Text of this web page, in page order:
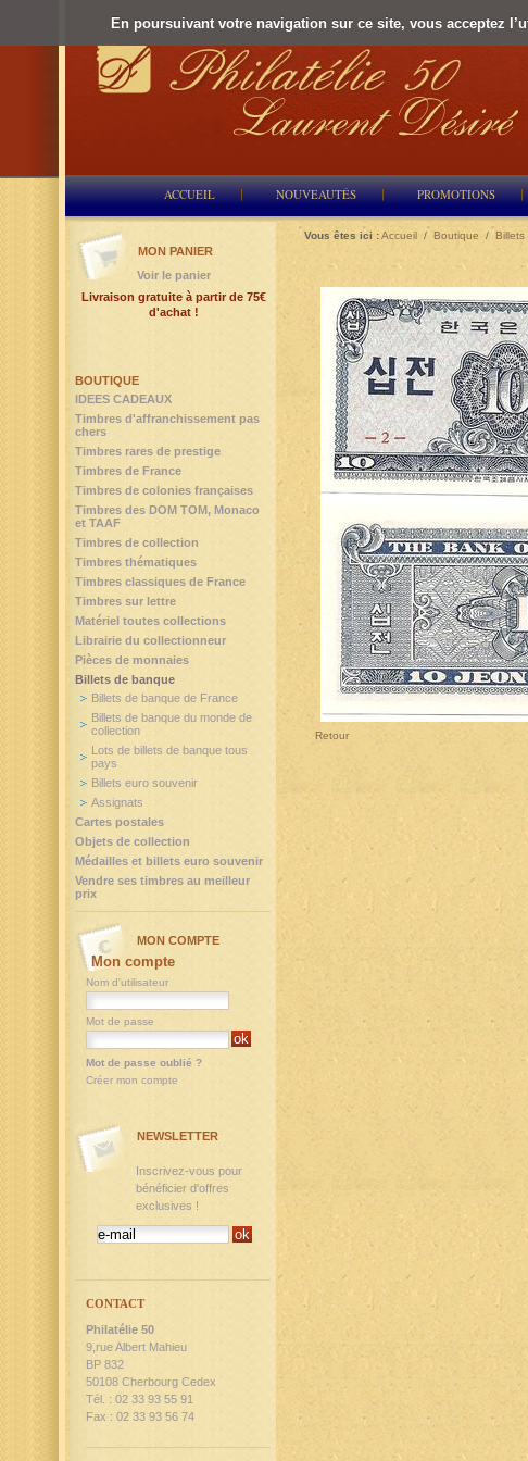
En poursuivant votre navigation sur ce site, vous acceptez
ACCUEIL NOUVEAUTÉS PROMOTIONS
Vous êtes ici :Accueil / Boutique /
Retour
BOUTIQUE
IDEES CADEAUX
Timbres d'affranchissement pas
chers
Timbres rares de prestige
Timbres de France
Timbres de colonies françaises
Timbres des DOM TOM, Monaco
et TAAF
Timbres de collection
Timbres thématiques
Timbres classiques de France
Timbres sur lettre
Matériel toutes collections
Librairie du collectionneur
Pièces de monnaies
Billets de banque
Billets de banque de France
Billets de banque du monde de
collection
Lots de billets de banque tous
pays
Billets euro souvenir
Assignats
Cartes postales
Objets de collection
Médailles et billets euro souvenir
Vendre ses timbres au meilleur
prix
MON PANIER
Voir le panier
Livraison gratuite à partir de 75€
d'achat !
MON COMPTE
Mon compte
Nom d'utilisateur
Mot de passe
Mot de passe oublié ?
Créer mon compte
NEWSLETTER
Inscrivez-vous pour
bénéficier d'offres
exclusives !
CONTACT
Philatélie 50
9,rue Albert Mahieu
BP 832
50108 Cherbourg Cedex
Tél. : 02 33 93 55 91
Fax : 02 33 93 56 74